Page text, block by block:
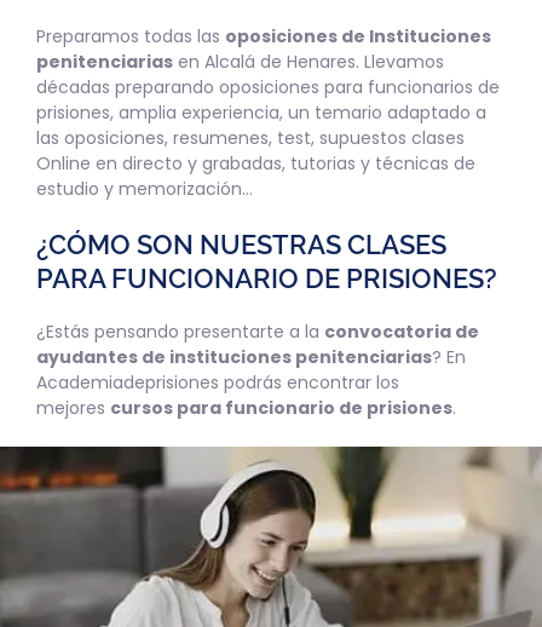
Preparamos todas las oposiciones de Instituciones
penitenciarias en Alcalá de Henares. Llevamos
décadas preparando oposiciones para funcionarios de
prisiones, amplia experiencia, un temario adaptado a
las oposiciones, resumenes, test, supuestos clases
Online en directo y grabadas, tutorias y técnicas de
estudio y memorización…
¿CÓMO SON NUESTRAS CLASES
PARA FUNCIONARIO DE PRISIONES?
¿Estás pensando presentarte a la convocatoria de
ayudantes de instituciones penitenciarias? En
Academiadeprisiones podrás encontrar los
mejores cursos para funcionario de prisiones.